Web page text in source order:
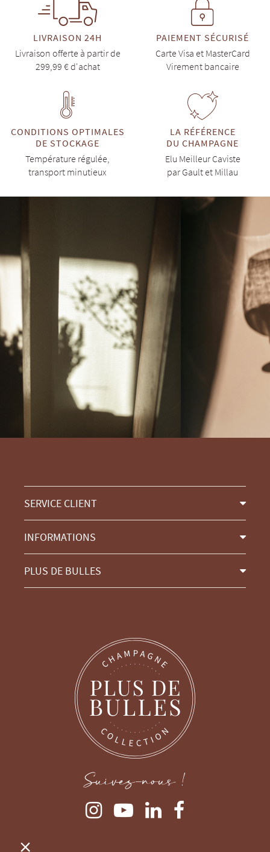
LIVRAISON 24H
Livraison offerte à partir de
299,99 € d'achat
PAIEMENT SÉCURISÉ
Carte Visa et MasterCard
Virement bancaire
CONDITIONS OPTIMALES
DE STOCKAGE
Température régulée,
transport minutieux
LA RÉFÉRENCE
DU CHAMPAGNE
Elu Meilleur Caviste
par Gault et Millau
SERVICE CLIENT
INFORMATIONS
PLUS DE BULLES
Suivez-nous !
Continuer sans accepter
Gestion des cookies
Nous prenons soin de nos utilisateurs
Lorsque vous consultez notre site, des cookies sont déposés sur
votre ordinateur, votre mobile ou votre tablette. Ceux-ci nous
permettent de faciliter la navigation, de détecter d'éventuels
paramétrer votre consentement aux différentes typologies de cookies.